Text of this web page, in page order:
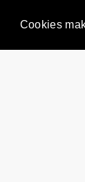
Cookies